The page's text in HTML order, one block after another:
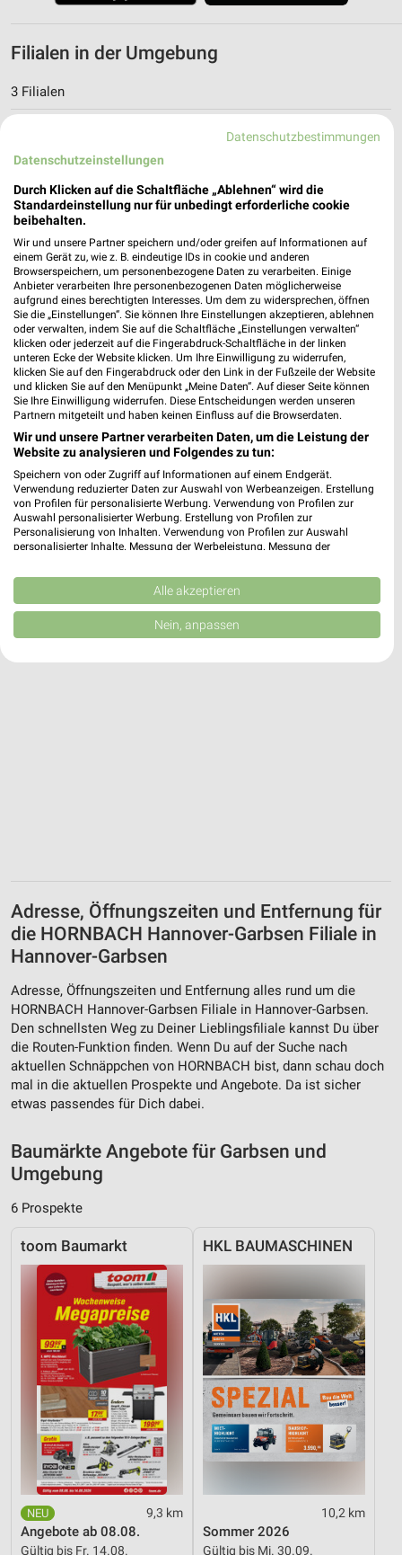
Filialen in der Umgebung
3 Filialen
HORNBACH Hannover-Linden
Bornumerstraße 19
Heute 07:00 - 20:00 Uhr | Geöffnet
HORNBACH Hannover-Isernhagen Isernhagen-
Altwarmbüchen
Ernst Grote Straße 2
30916 Isernhagen-Altwarmbüchen
Heute 07:00 - 20:00 Uhr | Geöffnet
15,32 km
HORNBACH Braunschweig
Fabrikstraße 2
38122 Braunschweig
Heute 07:00 - 20:00 Uhr | Geöffnet
Adresse, Öffnungszeiten und Entfernung für
die HORNBACH Hannover-Garbsen Filiale in
Hannover-Garbsen
Adresse, Öffnungszeiten und Entfernung alles rund um die
HORNBACH Hannover-Garbsen Filiale in Hannover-Garbsen.
Den schnellsten Weg zu Deiner Lieblingsfiliale kannst Du über
die Routen-Funktion finden. Wenn Du auf der Suche nach
aktuellen Schnäppchen von HORNBACH bist, dann schau doch
mal in die aktuellen Prospekte und Angebote. Da ist sicher
etwas passendes für Dich dabei.
Baumärkte Angebote für Garbsen und
Umgebung
6 Prospekte
toom Baumarkt
9,3 km
Angebote ab 08.08.
Gültig bis Fr. 14.08.
HKL BAUMASCHINEN
10,2 km
Sommer 2026
Gültig bis Mi. 30.09.
Datenschutzbestimmungen
Datenschutzeinstellungen
Durch Klicken auf die Schaltfläche „Ablehnen“ wird die
Standardeinstellung nur für unbedingt erforderliche cookie
beibehalten.
Wir und unsere Partner speichern und/oder greifen auf Informationen auf
einem Gerät zu, wie z. B. eindeutige IDs in cookie und anderen
Browserspeichern, um personenbezogene Daten zu verarbeiten. Einige
Anbieter verarbeiten Ihre personenbezogenen Daten möglicherweise
aufgrund eines berechtigten Interesses. Um dem zu widersprechen, öffnen
Sie die „Einstellungen“. Sie können Ihre Einstellungen akzeptieren, ablehnen
oder verwalten, indem Sie auf die Schaltfläche „Einstellungen verwalten“
klicken oder jederzeit auf die Fingerabdruck-Schaltfläche in der linken
unteren Ecke der Website klicken. Um Ihre Einwilligung zu widerrufen,
klicken Sie auf den Fingerabdruck oder den Link in der Fußzeile der Website
und klicken Sie auf den Menüpunkt „Meine Daten“. Auf dieser Seite können
Sie Ihre Einwilligung widerrufen. Diese Entscheidungen werden unseren
Partnern mitgeteilt und haben keinen Einfluss auf die Browserdaten.
Wir und unsere Partner verarbeiten Daten, um die Leistung der
Website zu analysieren und Folgendes zu tun:
Speichern von oder Zugriff auf Informationen auf einem Endgerät.
Verwendung reduzierter Daten zur Auswahl von Werbeanzeigen. Erstellung
von Profilen für personalisierte Werbung. Verwendung von Profilen zur
Auswahl personalisierter Werbung. Erstellung von Profilen zur
Personalisierung von Inhalten. Verwendung von Profilen zur Auswahl
personalisierter Inhalte. Messung der Werbeleistung. Messung der
Kombinationen von Daten aus verschiedenen Quellen. Entwicklung und
Verbesserung der Angebote. Verwendung reduzierter Daten zur Auswahl
von Inhalten.
Daten können außerhalb der Europäischen Union weitergegeben und in die
Website/App.
Verwendung von Profilen zur Auswahl
personalisierter Werbung
von Inhalten
Verwendung von Profilen zur Auswahl
personalisierter Inhalte
Messung der Werbeleistung
Messung der Performance von Inhalten
Analyse von Zielgruppen durch Statistiken oder
Kombinationen von Daten aus verschiedenen
Quellen
Entwicklung und Verbesserung der Angebote
Verwendung reduzierter Daten zur Auswahl von
Inhalten
IAB-Besonderheiten:
Verwendung genauer Standortdaten
Geräte anhand von aktiv angeforderten
Informationen identifizieren
Nicht-IAB-Verarbeitungszwecke:
Notwendig
Performance
Funktional
Werbung
Alle akzeptieren
Nein, anpassen